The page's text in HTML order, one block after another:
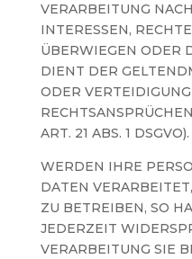
VERARBEITUNG
INTERESSEN,
ÜBERWIEGEN ODER
DIENT DER
ODER
ART. 21 ABS. 1 DSGVO).
WERDEN IHRE
DATEN
ZU BETREIBEN, SO
JEDERZEIT
VERARBEITUNG SIE